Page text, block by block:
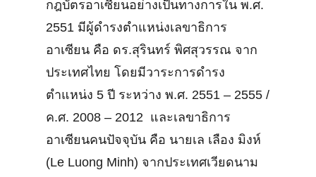
กฎบัตรอาเซียนอย่างเป็นทางการใน พ.ศ.
2551 มีผู้ดำรงตำแหน่งเลขาธิการ
อาเซียน คือ ดร.สุรินทร์ พิศสุวรรณ จาก
ประเทศไทย โดยมีวาระการดำรง
ตำแหน่ง 5 ปี ระหว่าง พ.ศ. 2551 – 2555 /
ค.ศ. 2008 – 2012 และเลขาธิการ
อาเซียนคนปัจจุบัน คือ นายเล เลือง มิงห์
(Le Luong Minh) จากประเทศเวียดนาม